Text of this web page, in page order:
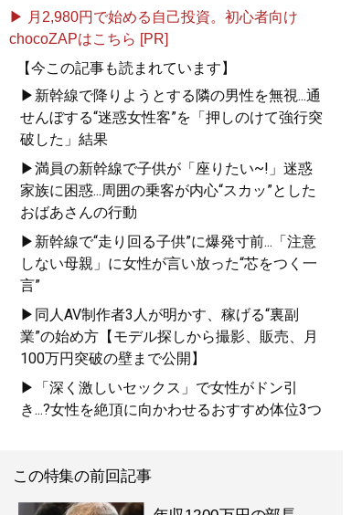
▶ 月2,980円で始める自己投資。初心者向け
chocoZAPはこちら [PR]
【今この記事も読まれています】
▶新幹線で降りようとする隣の男性を無視...通
せんぼする“迷惑女性客”を「押しのけて強行突
破した」結果
▶満員の新幹線で子供が「座りたい~!」迷惑
家族に困惑...周囲の乗客が内心“スカッ”とした
おばあさんの行動
▶新幹線で“走り回る子供”に爆発寸前...「注意
しない母親」に女性が言い放った“芯をつく一
言”
▶同人AV制作者3人が明かす、稼げる“裏副
業”の始め方【モデル探しから撮影、販売、月
100万円突破の壁まで公開】
▶「深く激しいセックス」で女性がドン引
き...?女性を絶頂に向かわせるおすすめ体位3つ
この特集の前回記事